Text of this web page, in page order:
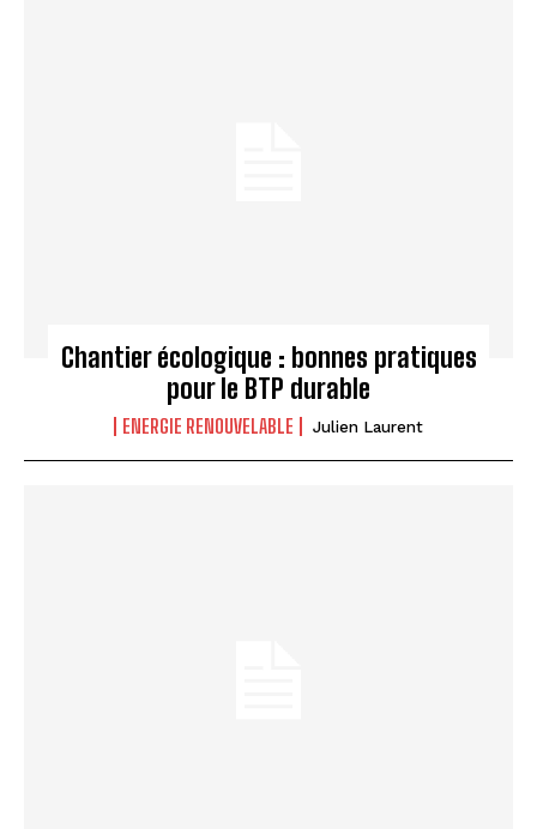
Chantier écologique : bonnes pratiques
pour le BTP durable
ENERGIE RENOUVELABLE Julien Laurent